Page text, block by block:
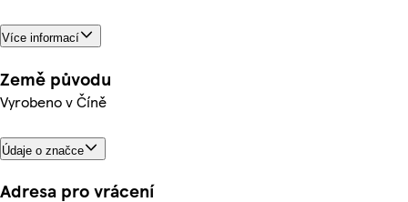
Více informací
Země původu
Vyrobeno v Číně
Údaje o značce
Adresa pro vrácení